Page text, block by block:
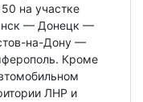
на участке
— Донецк —
на-Дону —
Кроме
ЛНР и